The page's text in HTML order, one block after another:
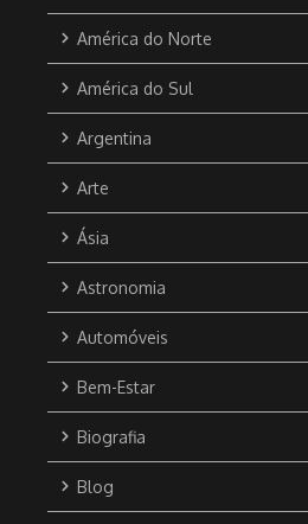
América do Norte
América do Sul
Argentina
Arte
Ásia
Astronomia
Automóveis
Bem-Estar
Biografia
Blog